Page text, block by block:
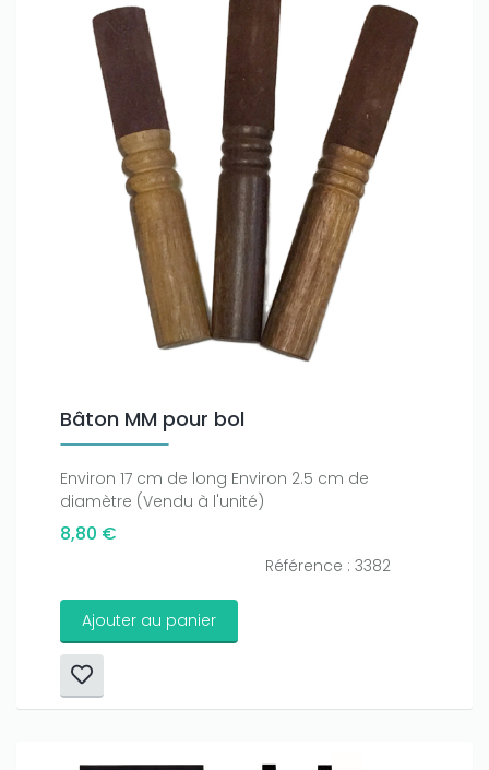
Bâton MM pour bol
Environ 17 cm de long Environ 2.5 cm de
diamètre (Vendu à l'unité)
8,80 €
Référence : 3382
Ajouter au panier